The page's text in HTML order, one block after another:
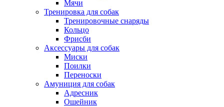
Мячи
Тренировка для собак
Тренировочные снаряды
Кольцо
Фрисби
Аксессуары для собак
Миски
Поилки
Переноски
Амуниция для собак
Адресник
Ошейник